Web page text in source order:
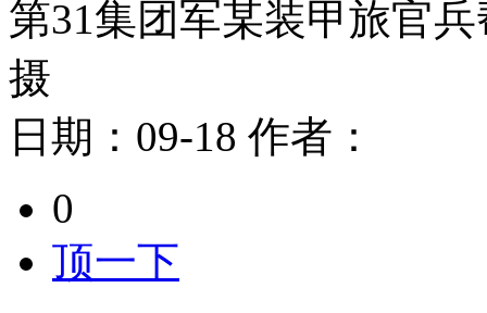
第31集团军某装甲旅官
摄
日期： 09-18 作者：
0
顶一下